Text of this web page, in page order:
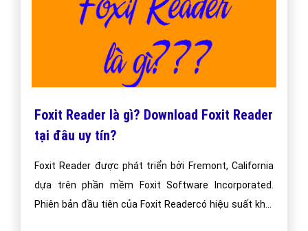
Foxit Reader là gì? Download Foxit Reader
tại đâu uy tín?
Foxit Reader được phát triển bởi Fremont, California
dựa trên phần mềm Foxit Software Incorporated.
Phiên bản đầu tiên của Foxit Readercó hiệu suất khởi